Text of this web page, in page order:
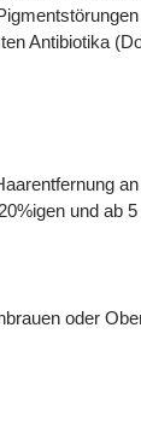
Antibiotika
und ab
oder